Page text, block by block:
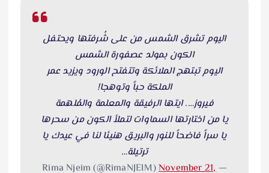
اليوم تشرق الشمس من على شُرفتها ويحتفل
الكون بمولد عصفورة الشمس
اليوم تبتهج الملائكة وتتفتح الورود ويزيد عمر
الملكة حباً وتوهجا!
فيروز…. ايتها الرفيقة والمعلمة والمُلهمة
يا من اختارتها السماوات لتملأ الكون من سحرها
يا سراً فاضحاً للنور والبريق هنيئا لنا في عيدك يا
ترتيلة…
— Rima Njeim (@RimaNJEIM)
November 21,